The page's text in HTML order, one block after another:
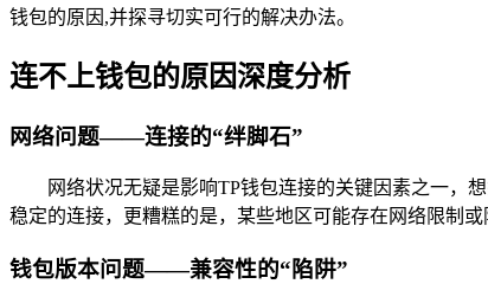
钱包的原因,并探寻切实可行的解决办法。
连不上钱包的原因深度分析
网络问题——连接的“绊脚石”
网络状况无疑是影响TP钱包连接的关键因素之一，
稳定的连接，更糟糕的是，某些地区可能存在网络限制
钱包版本问题——兼容性的“陷阱”